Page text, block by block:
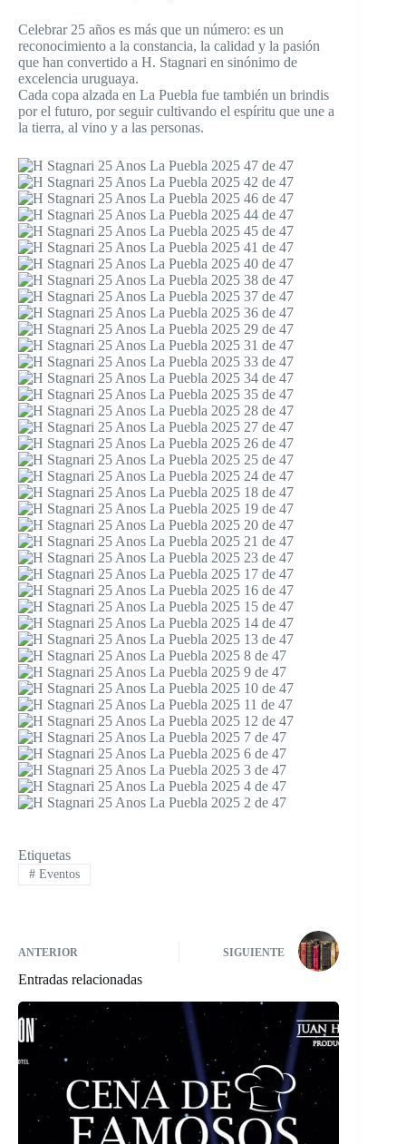
Celebrar 25 años es más que un número: es un
reconocimiento a la constancia, la calidad y la pasión
que han convertido a H. Stagnari en sinónimo de
excelencia uruguaya.
Cada copa alzada en La Puebla fue también un brindis
por el futuro, por seguir cultivando el espíritu que une a
la tierra, al vino y a las personas.
Etiquetas
#Eventos
ANTERIOR SIGUIENTE
Entradas relacionadas